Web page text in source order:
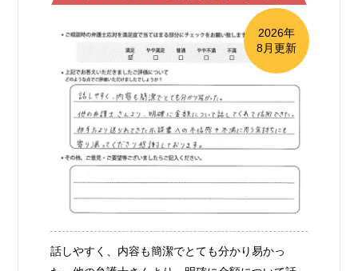
2026年
8月更新
話しやすく、内容も簡潔でとても分かり易かっ